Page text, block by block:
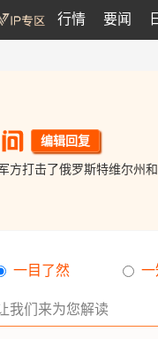
行情 要闻
方打击了俄罗斯特维尔州
编辑回复
一目了然 一
我们来为您解读